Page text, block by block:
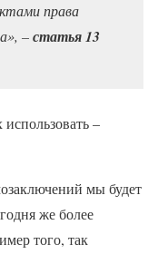
права
–статья 13
–
мы будет
же более
того, так